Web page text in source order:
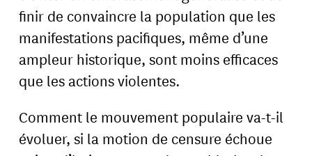
finir de convaincre la population que les
manifestations pacifiques, même d’une
ampleur historique, sont moins efficaces
que les actions violentes.
Comment le mouvement populaire va-t-il
évoluer, si la motion de censure échoue